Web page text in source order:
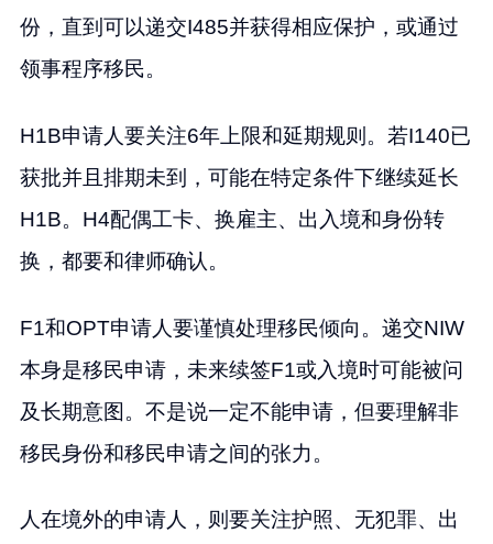
份，直到可以递交I485并获得相应保护，或通过
领事程序移民。
H1B申请人要关注6年上限和延期规则。若I140已
获批并且排期未到，可能在特定条件下继续延长
H1B。H4配偶工卡、换雇主、出入境和身份转
换，都要和律师确认。
F1和OPT申请人要谨慎处理移民倾向。递交NIW
本身是移民申请，未来续签F1或入境时可能被问
及长期意图。不是说一定不能申请，但要理解非
移民身份和移民申请之间的张力。
人在境外的申请人，则要关注护照、无犯罪、出